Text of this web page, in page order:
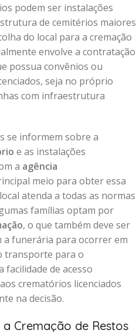
podem ser instalações
de cemitérios maiores
do local para a cremação
envolve a contratação
possua convênios ou
seja no próprio
com infraestrutura
se informem sobre a
e as instalações
a agência
meio para obter essa
atenda a todas as normas
famílias optam por
, o que também deve ser
funerária para ocorrer em
transporte para o
facilidade de acesso
aos crematórios licenciados
na decisão.
Cremação de Restos